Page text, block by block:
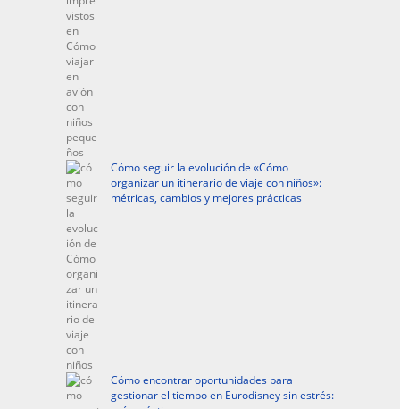
Cómo seguir la evolución de «Cómo
organizar un itinerario de viaje con niños»:
métricas, cambios y mejores prácticas
Cómo encontrar oportunidades para
gestionar el tiempo en Eurodisney sin estrés: